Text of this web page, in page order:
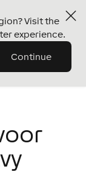
Visit the
experience.
Continue